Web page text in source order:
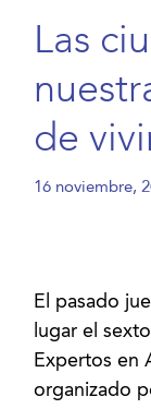
Las
de
16 noviembre,
El pasado
lugar el
Expertos en
organizado